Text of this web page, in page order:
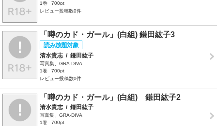
1巻
700pt
レビュー投稿数0件
「噂のカド・ガール」(白組) 鎌田紘子3
清水貴志 / 鎌田紘子
写真集、GRA-DIVA
1巻
700pt
レビュー投稿数0件
「噂のカド・ガール」(白組) 鎌田紘子2
清水貴志 / 鎌田紘子
写真集、GRA-DIVA
1巻
700pt